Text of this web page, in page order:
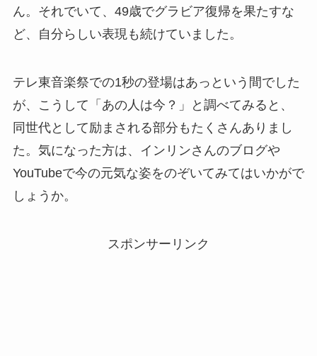
ん。それでいて、49歳でグラビア復帰を果たすな
ど、自分らしい表現も続けていました。
テレ東音楽祭での1秒の登場はあっという間でした
が、こうして「あの人は今？」と調べてみると、
同世代として励まされる部分もたくさんありまし
た。気になった方は、インリンさんのブログや
YouTubeで今の元気な姿をのぞいてみてはいかがで
しょうか。
スポンサーリンク